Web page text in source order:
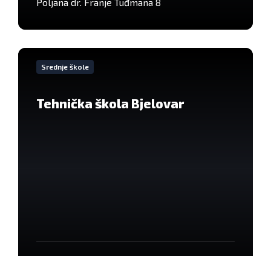
Poljana dr. Franje Tuđmana 8
Srednje škole
Tehnička škola Bjelovar
VIše
informacija